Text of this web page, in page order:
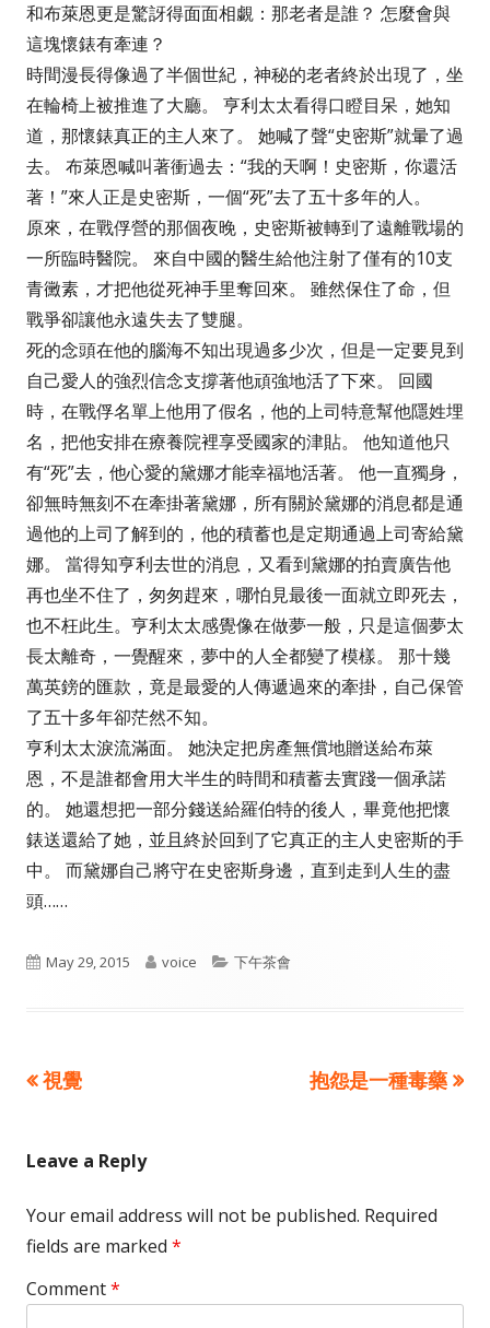
和布萊恩更是驚訝得面面相覷：那老者是誰？ 怎麼會與
這塊懷錶有牽連？
時間漫長得像過了半個世紀，神秘的老者終於出現了，坐
在輪椅上被推進了大廳。 亨利太太看得口瞪目呆，她知
道，那懷錶真正的主人來了。 她喊了聲“史密斯”就暈了過
去。 布萊恩喊叫著衝過去：“我的天啊！史密斯，你還活
著！”來人正是史密斯，一個“死”去了五十多年的人。
原來，在戰俘營的那個夜晚，史密斯被轉到了遠離戰場的
一所臨時醫院。 來自中國的醫生給他注射了僅有的10支
青黴素，才把他從死神手里奪回來。 雖然保住了命，但
戰爭卻讓他永遠失去了雙腿。
死的念頭在他的腦海不知出現過多少次，但是一定要見到
自己愛人的強烈信念支撐著他頑強地活了下來。 回國
時，在戰俘名單上他用了假名，他的上司特意幫他隱姓埋
名，把他安排在療養院裡享受國家的津貼。 他知道他只
有“死”去，他心愛的黛娜才能幸福地活著。 他一直獨身，
卻無時無刻不在牽掛著黛娜，所有關於黛娜的消息都是通
過他的上司了解到的，他的積蓄也是定期通過上司寄給黛
娜。 當得知亨利去世的消息，又看到黛娜的拍賣廣告他
再也坐不住了，匆匆趕來，哪怕見最後一面就立即死去，
也不枉此生。亨利太太感覺像在做夢一般，只是這個夢太
長太離奇，一覺醒來，夢中的人全都變了模樣。 那十幾
萬英鎊的匯款，竟是最愛的人傳遞過來的牽掛，自己保管
了五十多年卻茫然不知。
亨利太太淚流滿面。 她決定把房產無償地贈送給布萊
恩，不是誰都會用大半生的時間和積蓄去實踐一個承諾
的。 她還想把一部分錢送給羅伯特的後人，畢竟他把懷
錶送還給了她，並且終於回到了它真正的主人史密斯的手
中。 而黛娜自己將守在史密斯身邊，直到走到人生的盡
頭……
Published
May 29, 2015 Author
voice Categories
下午茶會
Post
Previous
視覺
Next
抱怨是一種毒藥
Leave a Reply
Your email address will not be published. Required
fields are marked *
Comment*